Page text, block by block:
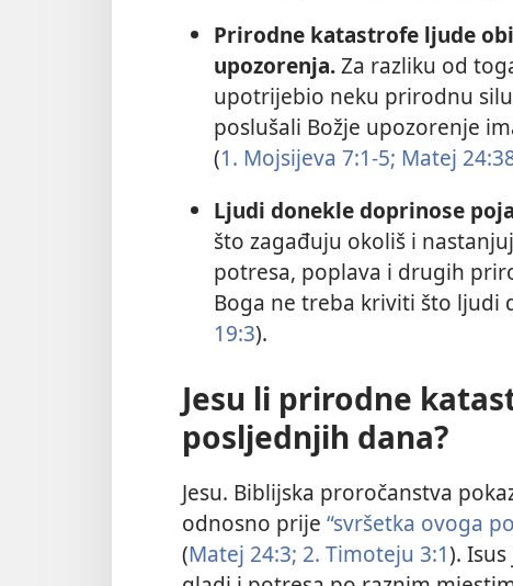
Prirodne katastrofe ljude
upozorenja.Za razliku od
upotrijebio neku prirodnu
poslušali Božje upozorenje
(1. Mojsijeva 7:1-5; Matej
Ljudi donekle doprinose
što zagađuju okoliš i
potresa, poplava i drugih
Boga ne treba kriviti što ljudi
19:3).
Jesu li prirodne
posljednjih dana?
Jesu. Biblijska proročanstva
odnosno prije “svršetka ovoga
(Matej 24:3; 2. Timoteju 3:1).